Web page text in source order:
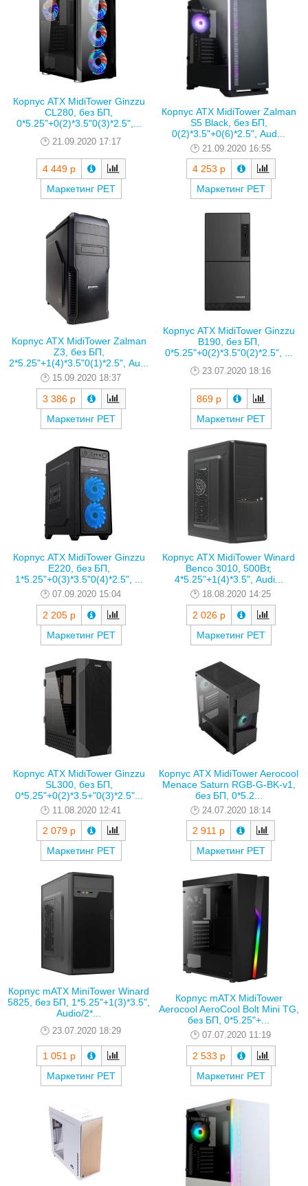
Корпус ATX MidiTower Ginzzu
CL280, без БП,
0*5.25"+0(2)*3.5"0(3)*2.5",...
21.09.2020 17:17
4 449 р
Маркетинг РЕТ
Корпус ATX MidiTower Zalman
S5 Black, без БП,
0(2)*3.5"+0(6)*2.5", Aud...
21.09.2020 16:55
4 253 р
Маркетинг РЕТ
Корпус ATX MidiTower Zalman
Z3, без БП,
2*5.25"+1(4)*3.5"0(1)*2.5", Au...
15.09.2020 18:37
3 386 р
Маркетинг РЕТ
Корпус ATX MidiTower Ginzzu
B190, без БП,
0*5.25"+0(2)*3.5"0(2)*2.5", ...
23.07.2020 18:16
869 р
Маркетинг РЕТ
Корпус ATX MidiTower Ginzzu
E220, без БП,
1*5.25"+0(3)*3.5"0(4)*2.5", ...
07.09.2020 15:04
2 205 р
Маркетинг РЕТ
Корпус ATX MidiTower Winard
Benco 3010, 500Вт,
4*5.25"+1(4)*3.5", Audi...
18.08.2020 14:25
2 026 р
Маркетинг РЕТ
Корпус ATX MidiTower Ginzzu
SL300, без БП,
0*5.25"+0(2)*3.5+"0(3)*2.5"...
11.08.2020 12:41
2 079 р
Маркетинг РЕТ
Корпус ATX MidiTower Aerocool
Menace Saturn RGB-G-BK-v1,
без БП, 0*5.2...
24.07.2020 18:14
2 911 р
Маркетинг РЕТ
Корпус mATX MiniTower Winard
5825, без БП, 1*5.25"+1(3)*3.5",
Audio/2*...
23.07.2020 18:29
1 051 р
Маркетинг РЕТ
Корпус mATX MidiTower
Aerocool AeroCool Bolt Mini TG,
без БП, 0*5.25"+...
07.07.2020 11:19
2 533 р
Маркетинг РЕТ